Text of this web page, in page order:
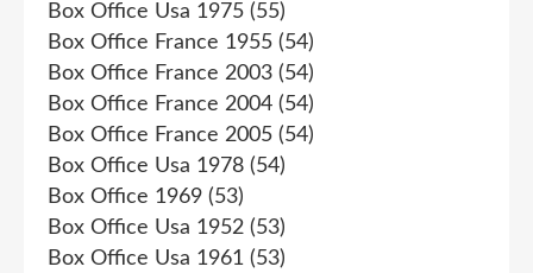
Box Office Usa 1975 (55)
Box Office France 1955 (54)
Box Office France 2003 (54)
Box Office France 2004 (54)
Box Office France 2005 (54)
Box Office Usa 1978 (54)
Box Office 1969 (53)
Box Office Usa 1952 (53)
Box Office Usa 1961 (53)